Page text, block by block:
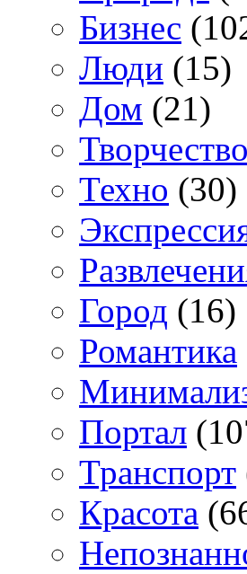
Бизнес
Люди (15)
Дом (21)
Творчество
Техно (30)
Город (16)
Романтика
Портал
Транспорт
Красота